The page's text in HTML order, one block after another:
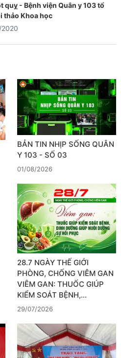
quỵ - Bệnh viện Quân y 103 tổ
thảo Khoa học
BẢN TIN NHỊP SỐNG QUÂN
Y 103 - SỐ 03
01/08/2026
28.7 NGÀY THẾ GIỚI
PHÒNG, CHỐNG VIÊM GAN
VIÊM GAN: THUỐC GIÚP
KIỂM SOÁT BỆNH,…
29/07/2026